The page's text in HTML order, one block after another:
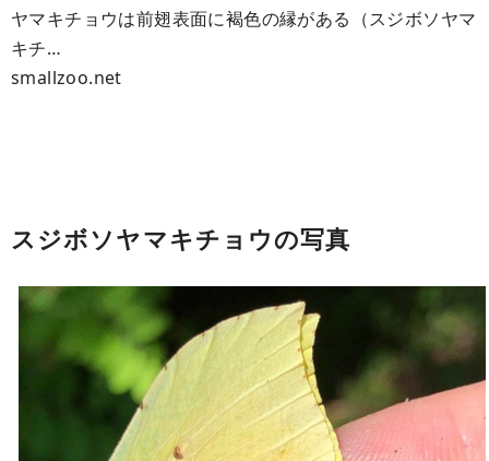
ヤマキチョウは前翅表面に褐色の縁がある（スジボソヤマ
キチ…
smallzoo.net
スジボソヤマキチョウの写真